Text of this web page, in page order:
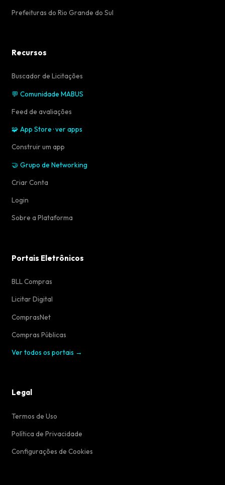
Prefeituras do Rio Grande do Sul
Recursos
Buscador de Licitações
💬 Comunidade MABUS
Feed de avaliações
🧩 App Store · ver apps
Construir um app
🤝 Grupo de Networking
Criar Conta
Login
Sobre a Plataforma
Portais Eletrônicos
BLL Compras
Licitar Digital
ComprasNet
Compras Públicas
Ver todos os portais →
Legal
Termos de Uso
Política de Privacidade
Configurações de Cookies